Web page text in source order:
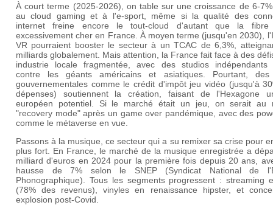
À court terme (2025-2026), on table sur une croissance de 6-
au cloud gaming et à l'e-sport, même si la qualité des
internet freine encore le tout-cloud d'autant que la fibre
excessivement cher en France. À moyen terme (jusqu'en 2030),
VR pourraient booster le secteur à un TCAC de 6,3%,
milliards globalement. Mais attention, la France fait face à des
industrie locale fragmentée, avec des studios indépendants
contre les géants américains et asiatiques. Pourtant, des
gouvernementales comme le crédit d'impôt jeu vidéo (jusqu'à
dépenses) soutiennent la création, faisant de l'Hexagone
européen potentiel. Si le marché était un jeu, on serait au
"recovery mode" après un game over pandémique, avec des
comme le métaverse en vue.
Passons à la musique, ce secteur qui a su remixer sa crise pour
plus fort. En France, le marché de la musique enregistrée a
milliard d'euros en 2024 pour la première fois depuis 20 ans,
hausse de 7% selon le SNEP (Syndicat National de
Phonographique). Tous les segments progressent : streaming
(78% des revenus), vinyles en renaissance hipster, et
explosion post-Covid.